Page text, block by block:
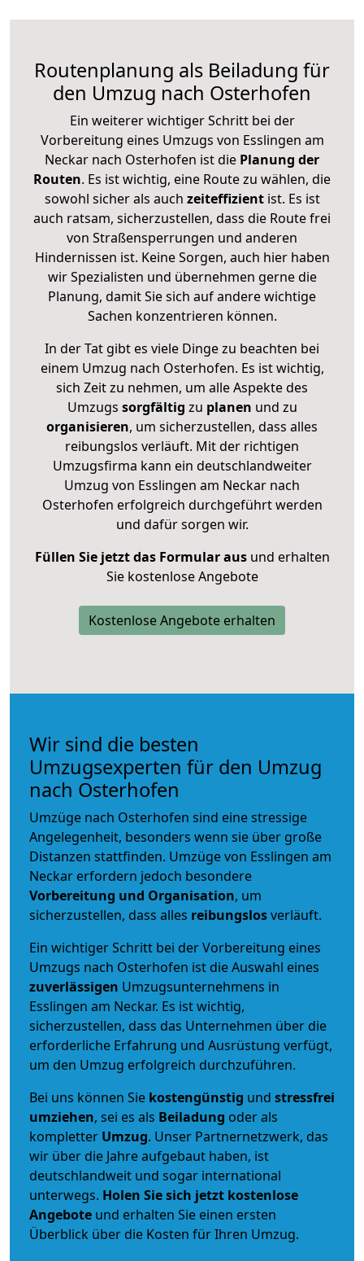
Routenplanung als Beiladung für
den Umzug nach Osterhofen
Ein weiterer wichtiger Schritt bei der
Vorbereitung eines Umzugs von Esslingen am
Neckar nach Osterhofen ist die Planung der
Routen. Es ist wichtig, eine Route zu wählen, die
sowohl sicher als auch zeiteffizientist. Es ist
auch ratsam, sicherzustellen, dass die Route frei
von Straßensperrungen und anderen
Hindernissen ist. Keine Sorgen, auch hier haben
wir Spezialisten und übernehmen gerne die
Planung, damit Sie sich auf andere wichtige
Sachen konzentrieren können.
In der Tat gibt es viele Dinge zu beachten bei
einem Umzug nach Osterhofen. Es ist wichtig,
sich Zeit zu nehmen, um alle Aspekte des
Umzugs sorgfältig zu planen und zu
organisieren, um sicherzustellen, dass alles
reibungslos verläuft. Mit der richtigen
Umzugsfirma kann ein deutschlandweiter
Umzug von Esslingen am Neckar nach
Osterhofen erfolgreich durchgeführt werden
und dafür sorgen wir.
Füllen Sie jetzt das Formular ausund erhalten
Sie kostenlose Angebote
Kostenlose Angebote erhalten
Wir sind die besten
Umzugsexperten für den Umzug
nach Osterhofen
Umzüge nach Osterhofen sind eine stressige
Angelegenheit, besonders wenn sie über große
Distanzen stattfinden. Umzüge von Esslingen am
Neckar erfordern jedoch besondere
Vorbereitung und Organisation, um
sicherzustellen, dass alles reibungslosverläuft.
Ein wichtiger Schritt bei der Vorbereitung eines
Umzugs nach Osterhofen ist die Auswahl eines
zuverlässigen Umzugsunternehmens in
Esslingen am Neckar. Es ist wichtig,
sicherzustellen, dass das Unternehmen über die
erforderliche Erfahrung und Ausrüstung verfügt,
um den Umzug erfolgreich durchzuführen.
Bei uns können Sie kostengünstig und stressfrei
umziehen, sei es als Beiladung oder als
kompletter Umzug. Unser Partnernetzwerk, das
wir über die Jahre aufgebaut haben, ist
deutschlandweit und sogar international
unterwegs. Holen Sie sich jetzt kostenlose
Angebote und erhalten Sie einen ersten
Überblick über die Kosten für Ihren Umzug.